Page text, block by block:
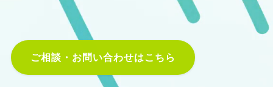
ご相談・お問い合わせはこちら